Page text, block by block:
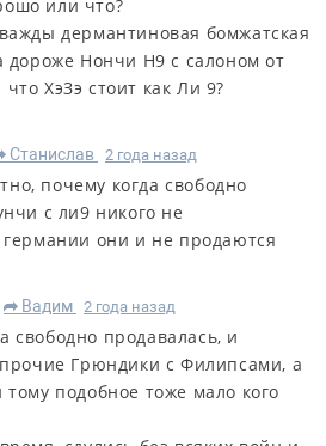
или что?
дермантиновая бомжатская
дороже Нончи Н9 с салоном от
ХэЗэ стоит как Ли 9?
Станислав 2 года назад
почему когда свободно
с ли9 никого не
германии они и не продаются
R Вадим 2 года назад
свободно продавалась, и
Грюндики с Филипсами, а
подобное тоже мало кого